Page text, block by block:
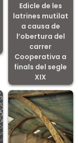
Edicle de les
latrines mutilat
a causa de
l’obertura del
carrer
Cooperativa a
finals del segle
XIX